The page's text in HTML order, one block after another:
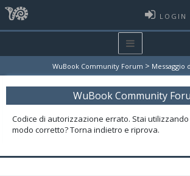
LOGIN
WuBook Community Forum > Messaggio
WuBook Community
Codice di autorizzazione errato. Stai
modo corretto? Torna indietro e riprova.